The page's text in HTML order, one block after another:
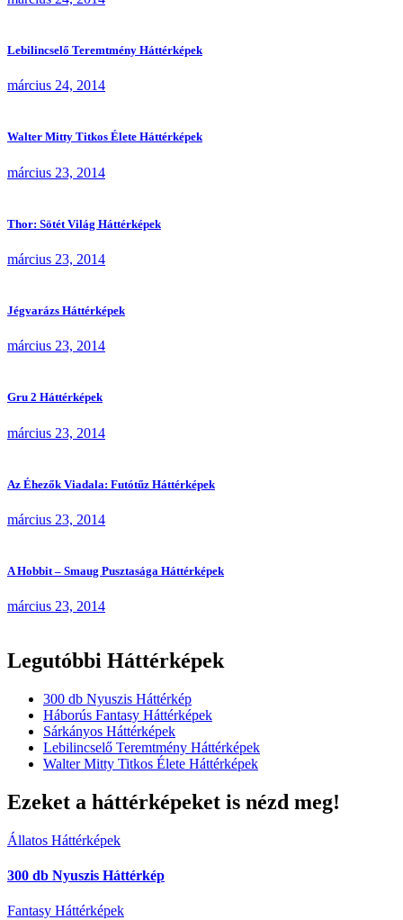
Lebilincselő Teremtmény Háttérképek
március 24, 2014
Walter Mitty Titkos Élete Háttérképek
március 23, 2014
Thor: Sötét Világ Háttérképek
március 23, 2014
Jégvarázs Háttérképek
március 23, 2014
Gru 2 Háttérképek
március 23, 2014
Az Éhezők Viadala: Futótűz Háttérképek
március 23, 2014
A Hobbit – Smaug Pusztasága Háttérképek
március 23, 2014
Legutóbbi Háttérképek
300 db Nyuszis Háttérkép
Háborús Fantasy Háttérképek
Sárkányos Háttérképek
Lebilincselő Teremtmény Háttérképek
Walter Mitty Titkos Élete Háttérképek
Ezeket a háttérképeket is nézd meg!
Állatos Háttérképek
300 db Nyuszis Háttérkép
Fantasy Háttérképek